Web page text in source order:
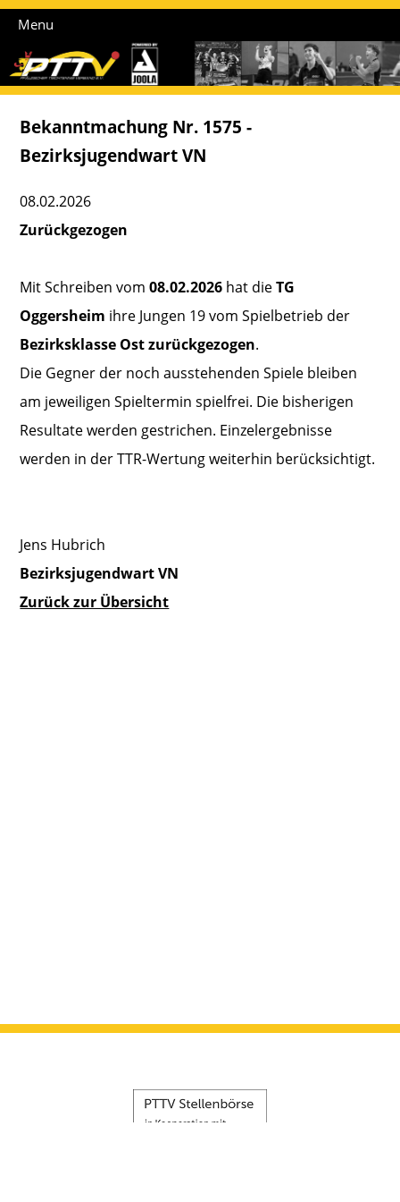
Menu
Bekanntmachung Nr. 1575 -
Bezirksjugendwart VN
08.02.2026
Zurückgezogen
Mit Schreiben vom08.02.2026 hat dieTG
Oggersheim ihre Jungen 19 vom Spielbetrieb der
Bezirksklasse Ost zurückgezogen.
Die Gegner der noch ausstehenden Spiele bleiben
am jeweiligen Spieltermin spielfrei. Die bisherigen
Resultate werden gestrichen. Einzelergebnisse
werden in der TTR-Wertung weiterhin berücksichtigt.
Jens Hubrich
Bezirksjugendwart VN
Zurück zur Übersicht